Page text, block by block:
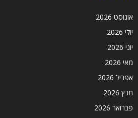
אוגוסט 2026
יולי 2026
יוני 2026
מאי 2026
אפריל 2026
מרץ 2026
פברואר 2026